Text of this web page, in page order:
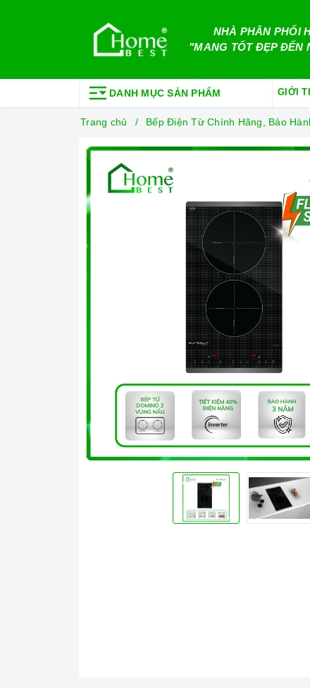
NHÀ PHÂN PHỐI
"MANG TỐT ĐẸP ĐẾN
DANH MỤC SẢN PHẨM GIỚI
Trang chủ Bếp Điện Từ Chính Hãng, Bảo